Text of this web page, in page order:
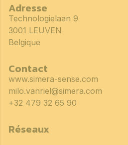
Adresse
Technologielaan 9
3001 LEUVEN
Belgique
Contact
www.simera-sense.com
milo.vanriel@simera.com
+32 479 32 65 90
Réseaux